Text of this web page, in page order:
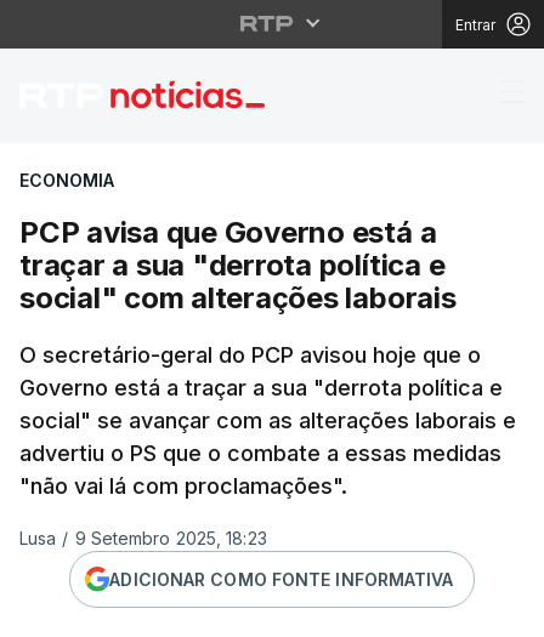
Entrar
PCP avisa que
ECONOMIA
PCP avisa que Governo está a
traçar a sua "derrota política e
social" com alterações laborais
O secretário-geral do PCP avisou hoje que o
Governo está a traçar a sua "derrota política e
social" se avançar com as alterações laborais e
advertiu o PS que o combate a essas medidas
"não vai lá com proclamações".
Lusa / 9 Setembro 2025, 18:23
ADICIONAR COMO FONTE INFORMATIVA